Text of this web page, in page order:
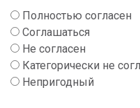
Полностью согласен
Соглашаться
Не согласен
Категорически не
Непригодный